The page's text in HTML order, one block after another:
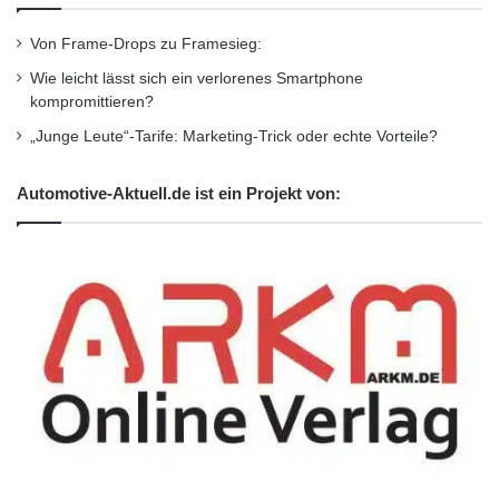
Parkplätze befinden sich auf der neuen
„Langen Geraden“ direkt am Opel Test Center.
Sollte die dortige Kapazität nicht ausreichen,
stehen weitere Parkmöglichkeiten am
und von der S-Bahn-Station Rodgau-
Veranstaltungsgelände. Besuchern aus den
umliegenden Ortschaften wird empfohlen, das
Fahrrad zu benutzen. Hierfür sind ausreichend
Abstellplätze am Haupteingang vorhanden.
Von Frame-Drops zu Framesieg:
Wie leicht lässt sich ein verlorenes Smartphone
kompromittieren?
„Junge Leute“-Tarife: Marketing-Trick oder echte Vorteile?
Automotive-Aktuell.de ist ein Projekt von: